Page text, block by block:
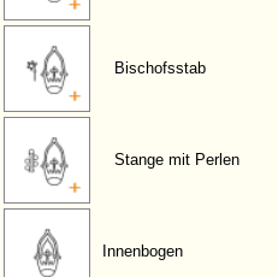
Bischofsstab
Stange mit Perlen
Innenbogen